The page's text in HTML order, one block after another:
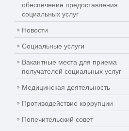
обеспечение предоставления
социальных услуг
Новости
Социальные услуги
Вакантные места для приема
получателей социальных услуг
Медицинская деятельность
Противодействие коррупции
Попечительский совет